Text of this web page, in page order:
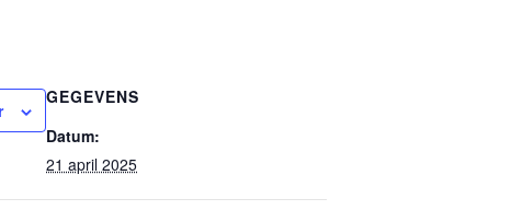
GEGEVENS
Datum:
21 april 2025